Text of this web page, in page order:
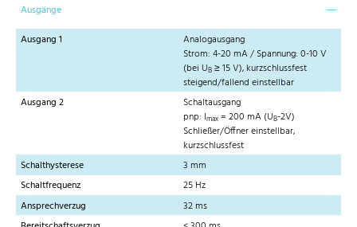
Ausgänge
Ausgang 1
Analogausgang
Strom: 4-20 mA / Spannung: 0-10 V
(bei UB ≥ 15 V), kurzschlussfest
steigend/fallend einstellbar
Ausgang 2
Schaltausgang
pnp: Imax = 200 mA (UB-2V)
Schließer/Öffner einstellbar,
kurzschlussfest
Schalthysterese
3 mm
Schaltfrequenz
25 Hz
Ansprechverzug
32 ms